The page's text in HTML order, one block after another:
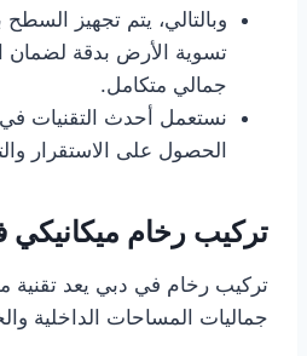
وبالتالي، يتم تجهيز السطح
تسوية الأرض بدقة لضمان
جمالي متكامل.
نستعمل أحدث التقنيات
الحصول على الاستقرار
تركيب رخام
تركيب رخام في دبي يعد تقنية
جماليات المساحات الداخلية